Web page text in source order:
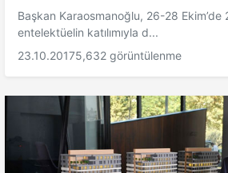
Başkan Karaosmanoğlu, 26-28 Ekim’de
entelektüelin katılımıyla d...
23.10.20175,632 görüntülenme